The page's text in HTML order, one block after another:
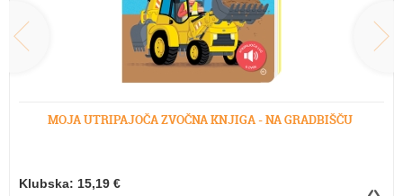
MOJA UTRIPAJOČA ZVOČNA KNJIGA - NA GRADBIŠČU
Klubska: 15,19 €